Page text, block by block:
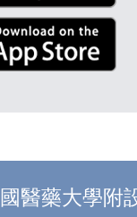
醫藥大學附